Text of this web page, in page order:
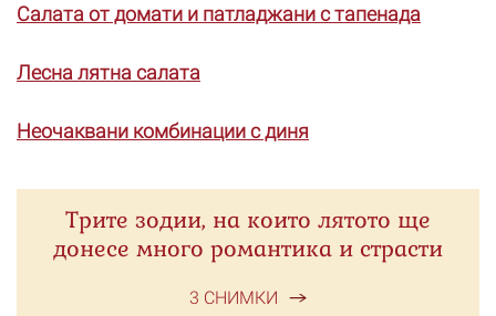
Салата от домати и патладжани с тапенада
Лесна лятна салата
Неочаквани комбинации с диня
Трите зодии, на които лятото ще
донесе много романтика и страсти
3 СНИМКИ